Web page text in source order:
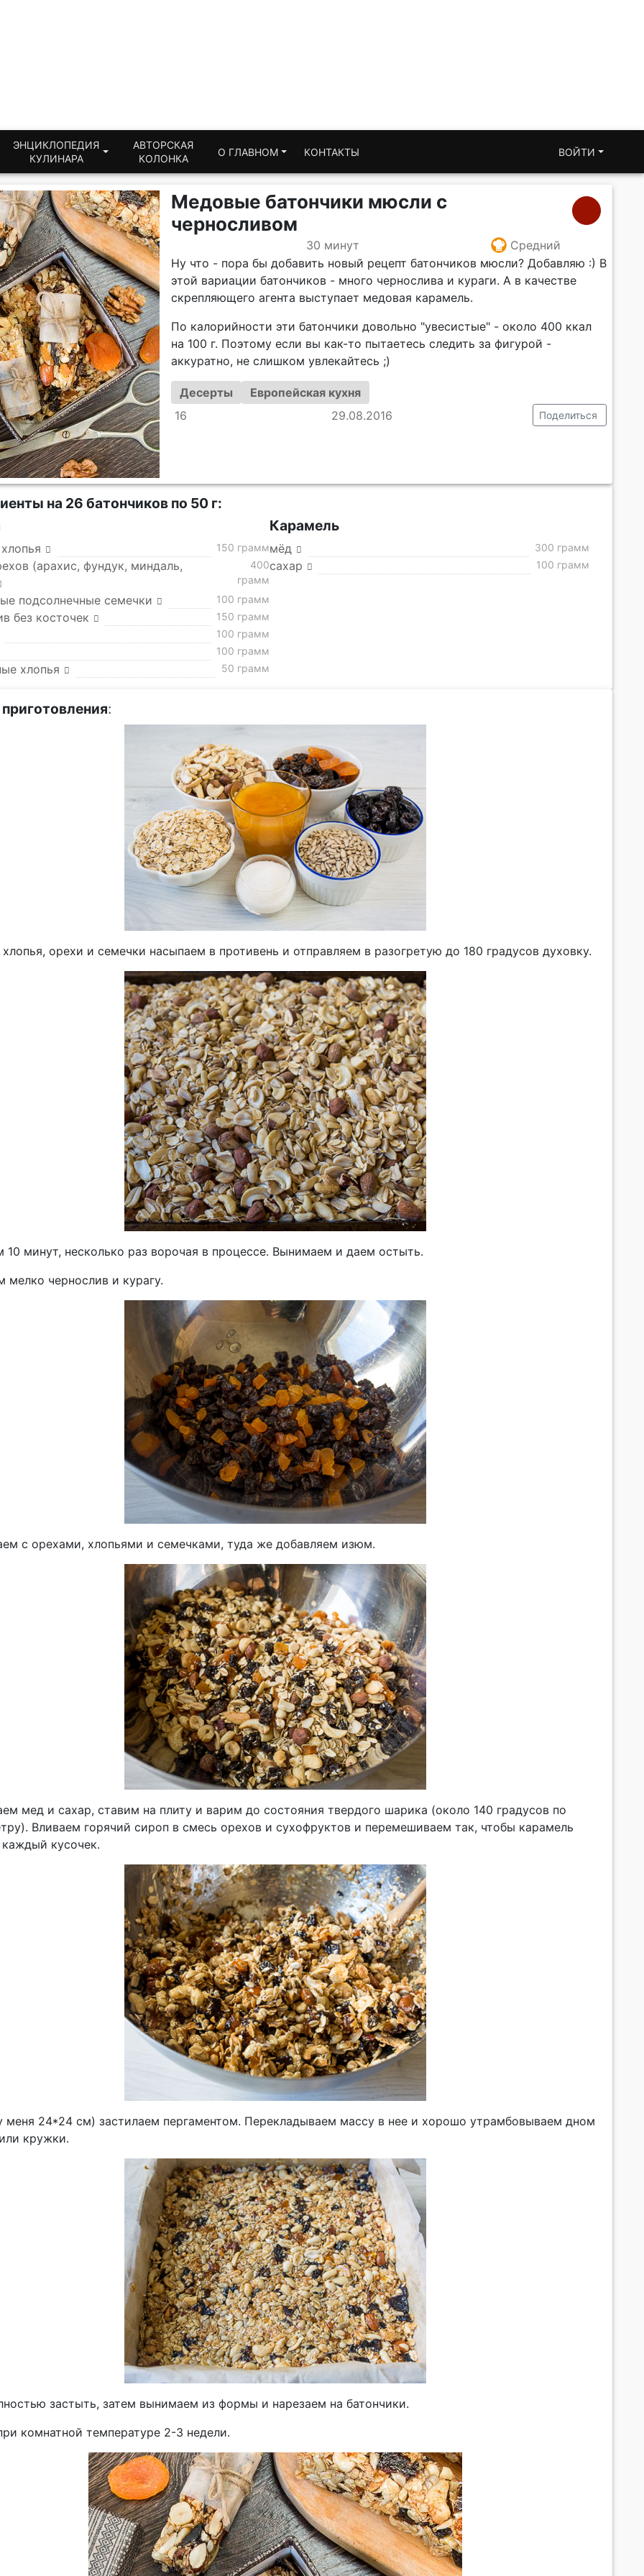
ЭНЦИКЛОПЕДИЯ
КУЛИНАРА
АВТОРСКАЯ
КОЛОНКА
О ГЛАВНОМ КОНТАКТЫ ВОЙТИ
Медовые батончики мюсли с
черносливом
30 минут
Средний
Ну что - пора бы добавить новый рецепт батончиков мюсли? Добавляю :) В
этой вариации батончиков - много чернослива и кураги. А в качестве
скрепляющего агента выступает медовая карамель.
По калорийности эти батончики довольно "увесистые" - около 400 ккал
на 100 г. Поэтому если вы как-то пытаетесь следить за фигурой -
аккуратно, не слишком увлекайтесь ;)
Десерты
Европейская кухня
16
29.08.2016 Поделиться
на 26 батончиков по 50 г:
150 грамм
(арахис, фундук, миндаль,
400
грамм
подсолнечные семечки 100 грамм
без косточек 150 грамм
100 грамм
100 грамм
хлопья 50 грамм
Карамель
мёд 300 грамм
сахар 100 грамм
:
орехи и семечки насыпаем в противень и отправляем в разогретую до 180 градусов духовку.
10 минут, несколько раз ворочая в процессе. Вынимаем и даем остыть.
мелко чернослив и курагу.
с орехами, хлопьями и семечками, туда же добавляем изюм.
мед и сахар, ставим на плиту и варим до состояния твердого шарика (около 140 градусов по
Вливаем горячий сироп в смесь орехов и сухофруктов и перемешиваем так, чтобы карамель
кусочек.
меня 24*24 см) застилаем пергаментом. Перекладываем массу в нее и хорошо утрамбовываем дном
кружки.
застыть, затем вынимаем из формы и нарезаем на батончики.
комнатной температуре 2-3 недели.